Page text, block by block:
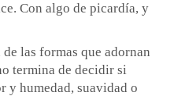
Con algo de picardía, y
las formas que adornan
termina de decidir si
y humedad, suavidad o